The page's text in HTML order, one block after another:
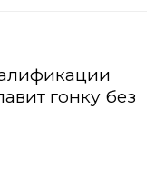
гонку без